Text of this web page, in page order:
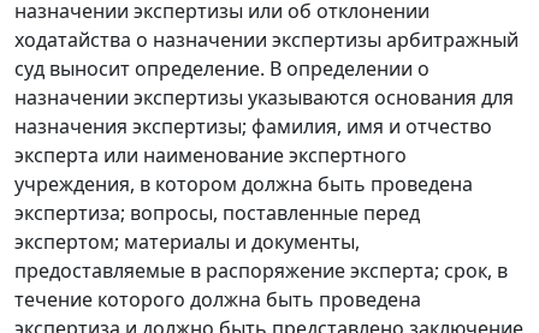
назначении экспертизы или об отклонении
ходатайства о назначении экспертизы арбитражный
суд выносит определение. В определении о
назначении экспертизы указываются основания для
назначения экспертизы; фамилия, имя и отчество
эксперта или наименование экспертного
учреждения, в котором должна быть проведена
экспертиза; вопросы, поставленные перед
экспертом; материалы и документы,
предоставляемые в распоряжение эксперта; срок, в
течение которого должна быть проведена